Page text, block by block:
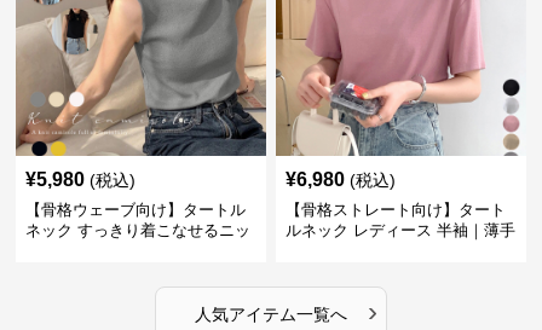
¥5,980 (税込)
【骨格ウェーブ向け】タートル
ネック すっきり着こなせるニッ
¥6,980 (税込)
【骨格ストレート向け】タート
ルネック レディース 半袖｜薄手
人気アイテム一覧へ ›